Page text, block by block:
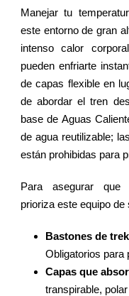
Manejar tu
este entorno de gran
intenso calor
pueden enfriarte
de capas flexible en
de abordar el tren
base de Aguas
de agua reutilizable;
están prohibidas para
Para asegurar que
prioriza este equipo
Bastones de
Obligatorios para
Capas que
transpirable,